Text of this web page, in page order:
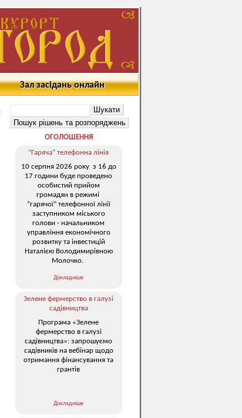
Зал засідань онлайн
ОГОЛОШЕННЯ
“Гаряча” телефонна лінія
10 серпня 2026 року з 16 до
17 години буде проведено
особистий прийом
громадян в режимі
“гарячої” телефонної лінії
заступником міського
голови - начальником
управління економічного
розвитку та інвестицій
Наталією Володимирівною
Молочко.
Докладніше
Зелене фермерство в галузі
садівництва
Програма «Зелене
фермерство в галузі
садівництва»: запрошуємо
садівників на вебінар щодо
отримання фінансування та
грантів
Докладніше